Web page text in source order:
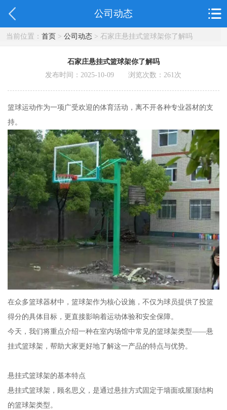
公司动态
当前位置： 首页> 公司动态> 石家庄悬挂式篮球架你了解吗
石家庄悬挂式篮球架你了解吗
发布时间：2025-10-09 浏览次数：261次
篮球运动作为一项广受欢迎的体育活动，离不开各种专业器材的支
持。
在众多篮球器材中，篮球架作为核心设施，不仅为球员提供了投篮
得分的具体目标，更直接影响着运动体验和安全保障。
今天，我们将重点介绍一种在室内场馆中常见的篮球架类型——悬
挂式篮球架，帮助大家更好地了解这一产品的特点与优势。
悬挂式篮球架的基本特点
悬挂式篮球架，顾名思义，是通过悬挂方式固定于墙面或屋顶结构
的篮球架类型。